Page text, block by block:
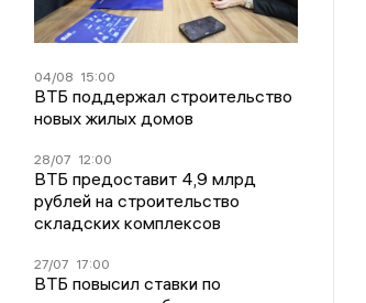
04/08 15:00
ВТБ поддержал строительство
новых жилых домов
28/07 12:00
ВТБ предоставит 4,9 млрд
рублей на строительство
складских комплексов
27/07 17:00
ВТБ повысил ставки по